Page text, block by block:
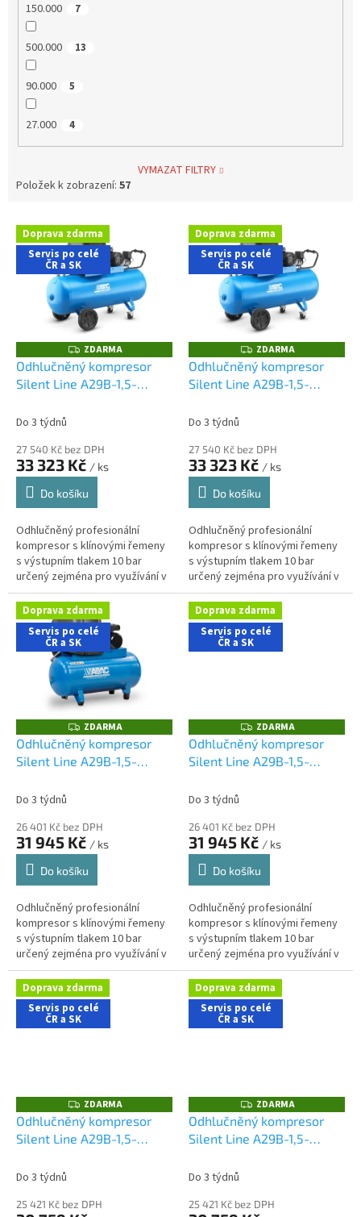
150.000 7
500.000 13
90.000 5
27.000 4
VYMAZAT FILTRY
Položek k zobrazení: 57
V Doprava zdarma
Servis po celé
ČR a SK
Z
D
A
R
ZDARMA
Odhlučněný kompresor
Silent Line A29B-1,5-
Do 3 týdnů
27 540 Kč bez DPH
33 323 Kč / ks
Do košíku
Odhlučněný profesionální
kompresor s klínovými řemeny
s výstupním tlakem 10 bar
určený zejména pro využívání v
řemeslnických aplikacích s
nároky na nízkou hlučnost
stroje....
Doprava zdarma
Servis po celé
ČR a SK
Z
D
A
R
ZDARMA
Odhlučněný kompresor
Silent Line A29B-1,5-
Do 3 týdnů
27 540 Kč bez DPH
33 323 Kč / ks
Do košíku
Odhlučněný profesionální
kompresor s klínovými řemeny
s výstupním tlakem 10 bar
určený zejména pro využívání v
řemeslnických aplikacích s
nároky na nízkou hlučnost
stroje....
Doprava zdarma
Servis po celé
ČR a SK
Z
D
A
R
ZDARMA
Odhlučněný kompresor
Silent Line A29B-1,5-
Do 3 týdnů
26 401 Kč bez DPH
31 945 Kč / ks
Do košíku
Odhlučněný profesionální
kompresor s klínovými řemeny
s výstupním tlakem 10 bar
určený zejména pro využívání v
dílenských aplikacích s nároky
na nízkou hlučnost stroje....
Doprava zdarma
Servis po celé
ČR a SK
Z
D
A
R
ZDARMA
Odhlučněný kompresor
Silent Line A29B-1,5-
Do 3 týdnů
26 401 Kč bez DPH
31 945 Kč / ks
Do košíku
Odhlučněný profesionální
kompresor s klínovými řemeny
s výstupním tlakem 10 bar
určený zejména pro využívání v
dílenských aplikacích s nároky
na nízkou hlučnost stroje....
Doprava zdarma
Servis po celé
ČR a SK
Z
D
A
R
ZDARMA
Odhlučněný kompresor
Silent Line A29B-1,5-
Do 3 týdnů
25 421 Kč bez DPH
Doprava zdarma
Servis po celé
ČR a SK
Z
D
A
R
ZDARMA
Odhlučněný kompresor
Silent Line A29B-1,5-
Do 3 týdnů
25 421 Kč bez DPH